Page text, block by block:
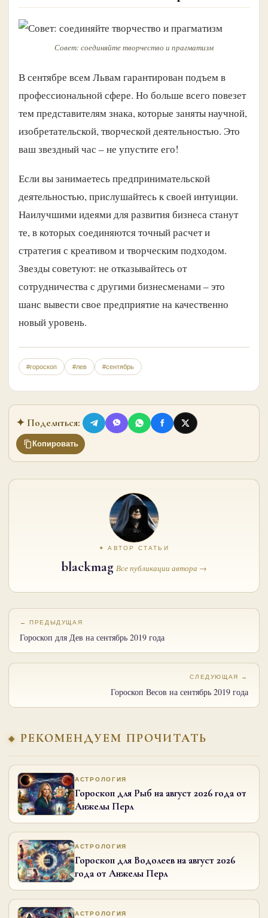
Совет: соединяйте творчество и прагматизм
В сентябре всем Львам гарантирован подъем в
профессиональной сфере. Но больше всего повезет
тем представителям знака, которые заняты научной,
изобретательской, творческой деятельностью. Это
ваш звездный час – не упустите его!
Если вы занимаетесь предпринимательской
деятельностью, прислушайтесь к своей интуиции.
Наилучшими идеями для развития бизнеса станут
те, в которых соединяются точный расчет и
стратегия с креативом и творческим подходом.
Звезды советуют: не отказывайтесь от
сотрудничества с другими бизнесменами – это
шанс вывести свое предприятие на качественно
новый уровень.
#гороскоп #лев #сентябрь
✦ Поделиться:
Копировать
✦ АВТОР СТАТЬИ
blackmag Все публикации автора →
← ПРЕДЫДУЩАЯ
Гороскоп для Дев на сентябрь 2019 года
СЛЕДУЮЩАЯ →
Гороскоп Весов на сентябрь 2019 года
РЕКОМЕНДУЕМ ПРОЧИТАТЬ
АСТРОЛОГИЯ
Гороскоп для Рыб на август 2026 года от
Анжелы Перл
АСТРОЛОГИЯ
Гороскоп для Водолеев на август 2026
года от Анжелы Перл
АСТРОЛОГИЯ